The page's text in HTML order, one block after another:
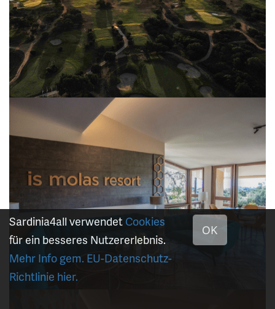
Sardinia4all verwendet Cookies
für ein besseres Nutzererlebnis.
Mehr Info gem. EU-Datenschutz-
Richtlinie hier.
OK